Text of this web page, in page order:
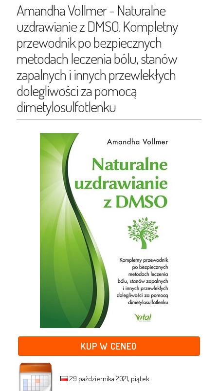
Amandha Vollmer - Naturalne
uzdrawianie z DMSO. Kompletny
przewodnik po bezpiecznych
metodach leczenia bólu, stanów
zapalnych i innych przewlekłych
dolegliwości za pomocą
dimetylosulfotlenku
KUP W CENEO
29 października 2021, piątek